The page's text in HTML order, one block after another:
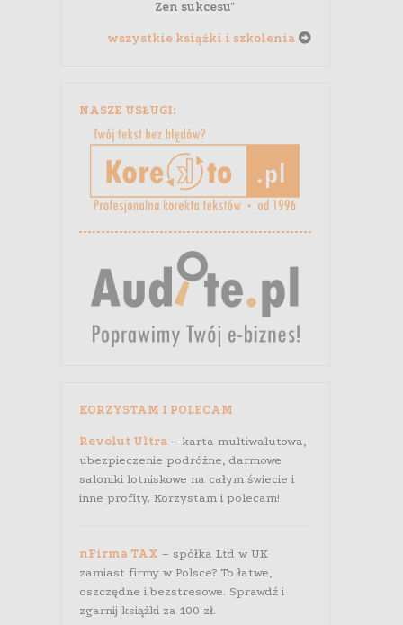
Zen sukcesu"
wszystkie książki i szkolenia
NASZE USŁUGI:
KORZYSTAM I POLECAM
Revolut Ultra– karta multiwalutowa,
ubezpieczenie podróżne, darmowe
saloniki lotniskowe na całym świecie i
inne profity. Korzystam i polecam!
nFirma TAX – spółka Ltd w UK
zamiast firmy w Polsce? To łatwe,
oszczędne i bezstresowe. Sprawdź i
zgarnij książki za 100 zł.